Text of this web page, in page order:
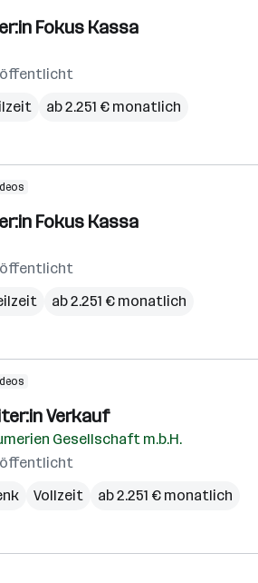
Fokus Kassa
ab 2.251 € monatlich
Fokus Kassa
ab 2.251 € monatlich
Verkauf
Gesellschaft m.b.H.
Vollzeit ab 2.251 € monatlich